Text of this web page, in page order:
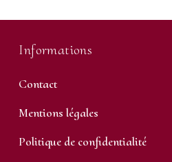
Informations
Contact
Mentions légales
Politique de confidentialité